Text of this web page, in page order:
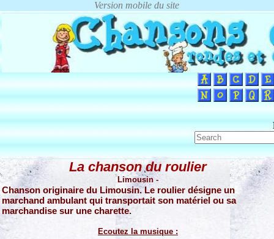
La chanson du roulier
Limousin -
Chanson originaire du Limousin. Le roulier désigne un
marchand ambulant qui transportait son matériel ou sa
marchandise sur une charette.
Ecoutez la musique :